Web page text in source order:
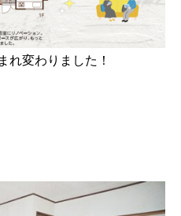
れ変わりました！